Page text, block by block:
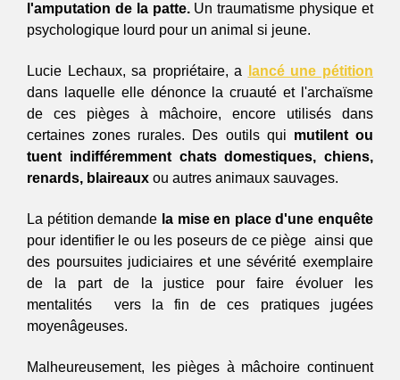
l'amputation de la patte. Un traumatisme physique et
psychologique lourd pour un animal si jeune.
Lucie Lechaux, sa propriétaire, a
lancé une pétition
dans laquelle elle dénonce la cruauté et l'archaïsme
de ces pièges à mâchoire, encore utilisés dans
certaines zones rurales. Des outils qui mutilent ou
tuent indifféremment chats domestiques, chiens,
renards, blaireaux ou autres animaux sauvages.
La pétition demande la mise en place d'une enquête
pour identifier le ou les poseurs de ce piège  ainsi que
des poursuites judiciaires et une sévérité exemplaire
de la part de la justice pour faire évoluer les
mentalités  vers la fin de ces pratiques jugées
moyenâgeuses.
Malheureusement, les pièges à mâchoire continuent